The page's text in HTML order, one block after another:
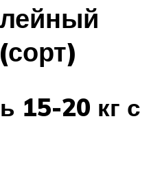
15-20 кг с